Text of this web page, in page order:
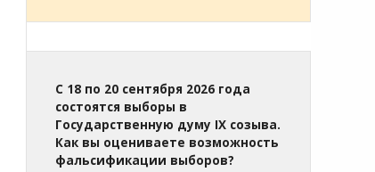
С 18 по 20 сентября 2026 года
состоятся выборы в
Государственную думу IX созыва.
Как вы оцениваете возможность
фальсификации выборов?